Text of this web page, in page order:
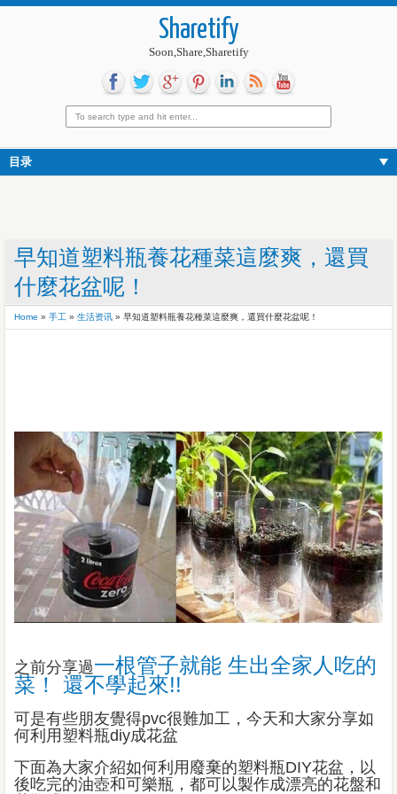
Sharetify
Soon,Share,Sharetify
目录
早知道塑料瓶養花種菜這麼爽，還買
什麼花盆呢！
Home » 手工 » 生活资讯 » 早知道塑料瓶養花種菜這麼爽，還買什麼花盆呢！
之前分享過一根管子就能 生出全家人吃的
菜！ 還不學起來!!
可是有些朋友覺得pvc很難加工，今天和大家分享如
何利用塑料瓶diy成花盆
下面為大家介紹如何利用廢棄的塑料瓶DIY花盆，以
後吃完的油壺和可樂瓶，都可以製作成漂亮的花盤和